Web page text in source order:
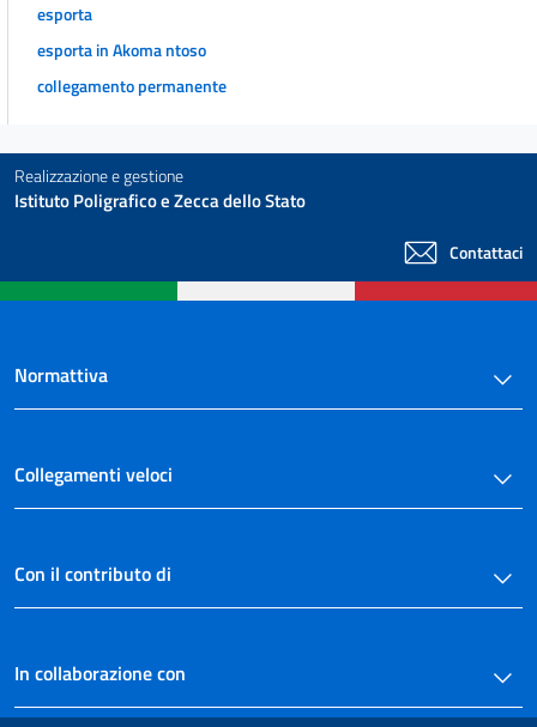
esporta
esporta in Akoma ntoso
collegamento permanente
Realizzazione e gestione
Istituto Poligrafico e Zecca dello Stato
Contattaci
Normattiva
Collegamenti veloci
Con il contributo di
In collaborazione con